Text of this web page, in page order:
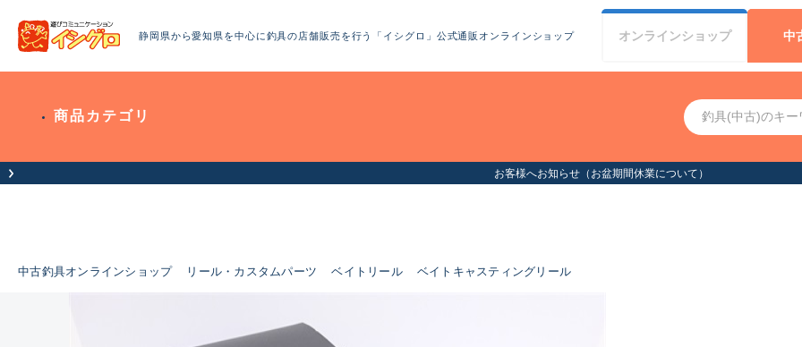
静岡県から愛知県を中心に釣具の店舗販売を行う「イシグロ」公式通販オンラインショップ オンラインショップ 中
商品カテゴリ
お客様へお知らせ（お盆期間休業について）
中古釣具オンラインショップ リール・カスタムパーツ ベイトリール ベイトキャスティングリール